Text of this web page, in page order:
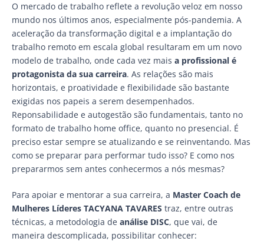
O mercado de trabalho reflete a revolução veloz em nosso
mundo nos últimos anos, especialmente pós-pandemia. A
aceleração da transformação digital e a implantação do
trabalho remoto em escala global resultaram em um novo
modelo de trabalho, onde cada vez mais a profissional é
protagonista da sua carreira. As relações são mais
horizontais, e proatividade e flexibilidade são bastante
exigidas nos papeis a serem desempenhados.
Reponsabilidade e autogestão são fundamentais, tanto no
formato de trabalho home office, quanto no presencial. É
preciso estar sempre se atualizando e se reinventando. Mas
como se preparar para performar tudo isso? E como nos
prepararmos sem antes conhecermos a nós mesmas?
Para apoiar e mentorar a sua carreira, a Master Coach de
Mulheres Líderes TACYANA TAVARES traz, entre outras
técnicas, a metodologia de análise DISC, que vai, de
maneira descomplicada, possibilitar conhecer: